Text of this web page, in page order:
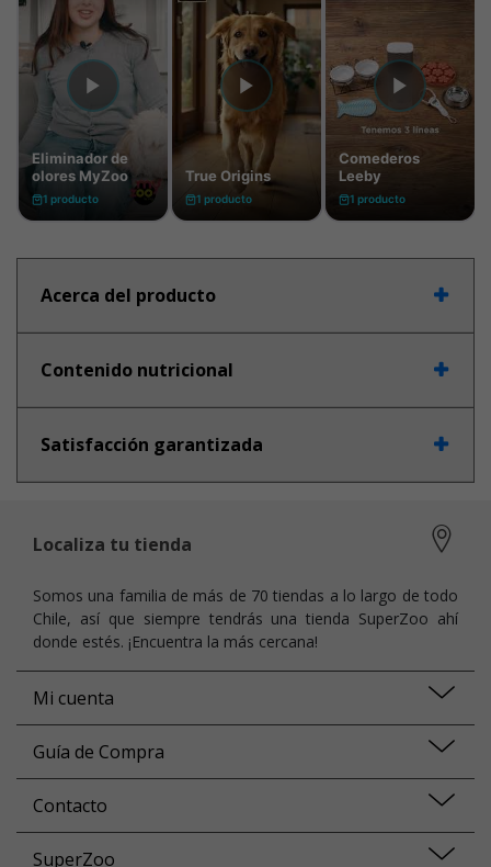
Acerca del producto
Contenido nutricional
Satisfacción garantizada
Localiza tu tienda
Somos una familia de más de 70 tiendas a lo largo de todo
Chile, así que siempre tendrás una tienda SuperZoo ahí
donde estés. ¡Encuentra la más cercana!
Mi cuenta
Guía de Compra
Contacto
SuperZoo